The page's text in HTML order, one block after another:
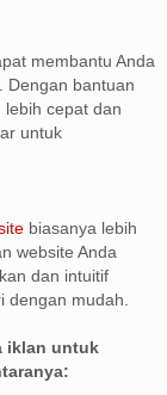
membantu Anda
Dengan bantuan
cepat dan
untuk
biasanya lebih
website Anda
dan intuitif
dengan mudah.
iklan untuk